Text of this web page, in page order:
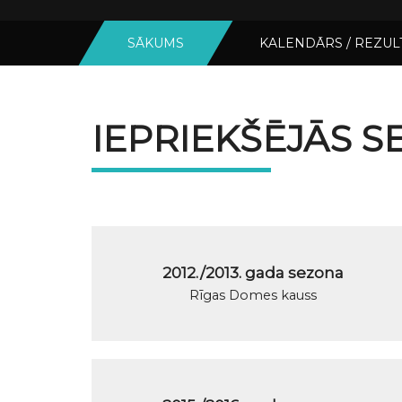
SĀKUMS KALENDĀRS /
IEPRIEKŠĒJĀS
2012./2013. gada sezona
Rīgas Domes kauss